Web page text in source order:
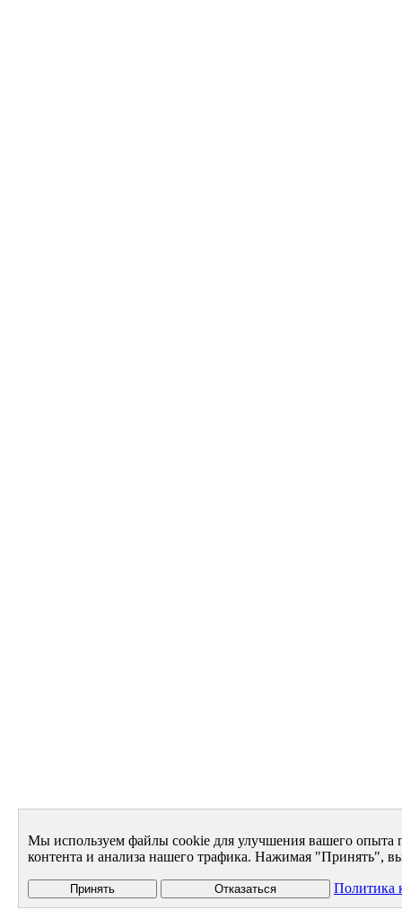
Мы используем файлы cookie для улучшения вашего опыта
контента и анализа нашего трафика. Нажимая "Принять",
Принять Отказаться Политика